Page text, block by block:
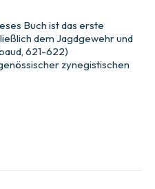
Buch ist das erste
dem Jagdgewehr und
621-622)
zynegistischen